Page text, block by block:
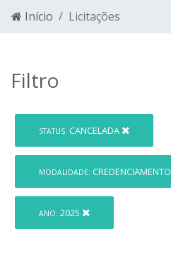
Início Licitações
Filtro
STATUS: CANCELADA
MODALIDADE: CREDENCIAMENTO
ANO: 2025